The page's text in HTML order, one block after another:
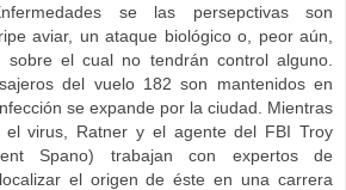
se las persepctivas son
aviar, un ataque biológico o, peor aún,
sobre el cual no tendrán control alguno.
del vuelo 182 son mantenidos en
se expande por la ciudad. Mientras
el virus, Ratner y el agente del FBI Troy
Spano) trabajan con expertos de
el origen de éste en una carrera